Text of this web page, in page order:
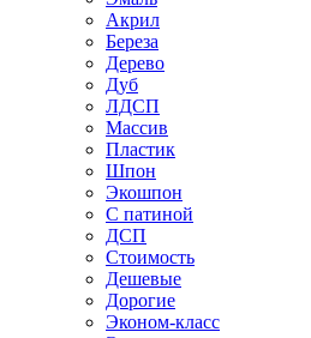
Акрил
Береза
Дерево
Дуб
ЛДСП
Массив
Пластик
Шпон
Экошпон
С патиной
ДСП
Стоимость
Дешевые
Дорогие
Эконом-класс